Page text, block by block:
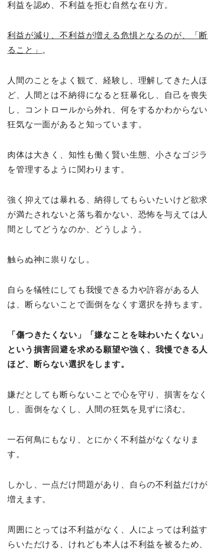
利益を認め、不利益を拒む自然な在り方。
利益が減り、不利益が増える危惧となるのが、「断
ること」 。
人間のことをよく観て、経験し、理解してきた人ほ
ど、人間とは不納得になると狂暴化し、自己を喪失
し、コントロールから外れ、何をするかわからない
狂気な一面があると知っています。
肉体は大きく、知性も働く賢い生態、小さなゴジラ
を管理するように関わります。
強く抑えては暴れる、納得してもらいたいけど欲求
が満たされないと落ち着かない、恐怖を与えては人
間としてどうなのか、どうしよう。
触らぬ神に祟りなし。
自らを犠牲にしても我慢できる力や許容がある人
は、断らないことで面倒をなくす選択を持ちます。
「傷つきたくない」「嫌なことを味わいたくない」
という損害回避を求める願望や強く、我慢できる人
ほど、断らない選択をします。
嫌だとしても断らないことで心を守り、損害をなく
し、面倒をなくし、人間の狂気を見ずに済む。
一石何鳥にもなり、とにかく不利益がなくなりま
す。
しかし、一点だけ問題があり、自らの不利益だけが
増えます。
周囲にとっては不利益がなく、人によっては利益す
らいただける、けれども本人は不利益を被るため、